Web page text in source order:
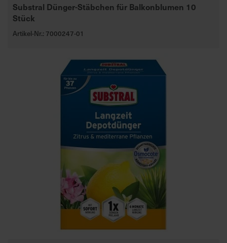
Substral Dünger-Stäbchen für Balkonblumen 10
Stück
Artikel-Nr.: 7000247-01